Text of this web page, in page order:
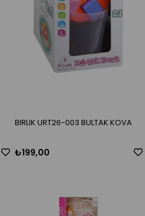
BIRLIK URT26-003 BULTAK KOVA
₺199,00